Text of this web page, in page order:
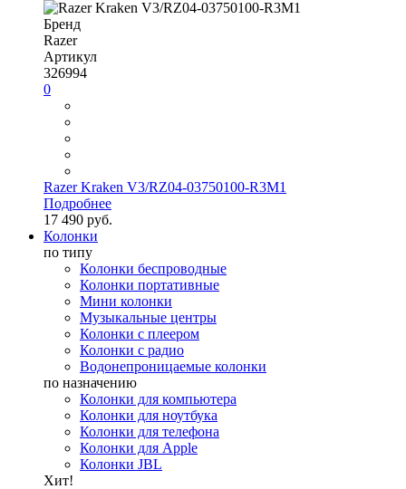
Бренд
Razer
Артикул
326994
0
Razer Kraken V3/RZ04-03750100-R3M1
Подробнее
17 490 руб.
Колонки
по типу
Колонки беспроводные
Колонки портативные
Мини колонки
Музыкальные центры
Колонки с плеером
Колонки с радио
Водонепроницаемые колонки
по назначению
Колонки для компьютера
Колонки для ноутбука
Колонки для телефона
Колонки для Apple
Колонки JBL
Хит!